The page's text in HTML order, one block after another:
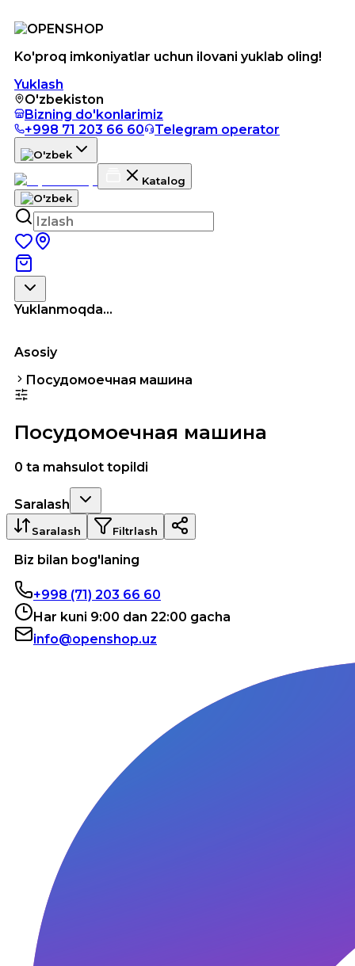
Ko'proq imkoniyatlar uchun ilovani yuklab oling!
Yuklash
O'zbekiston
Bizning do'konlarimiz
+998 71 203 66 60
Telegram operator
Katalog
Yuklanmoqda...
Asosiy
Посудомоечная машина
Посудомоечная машина
0 ta mahsulot topildi
Saralash
Saralash Filtrlash
Biz bilan bog'laning
+998 (71) 203 66 60
Har kuni 9:00 dan 22:00 gacha
info@openshop.uz